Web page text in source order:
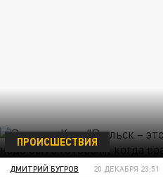
ПРОИСШЕСТВИЯ
ДМИТРИЙ БУГРОВ 20 ДЕКАБРЯ 23:51